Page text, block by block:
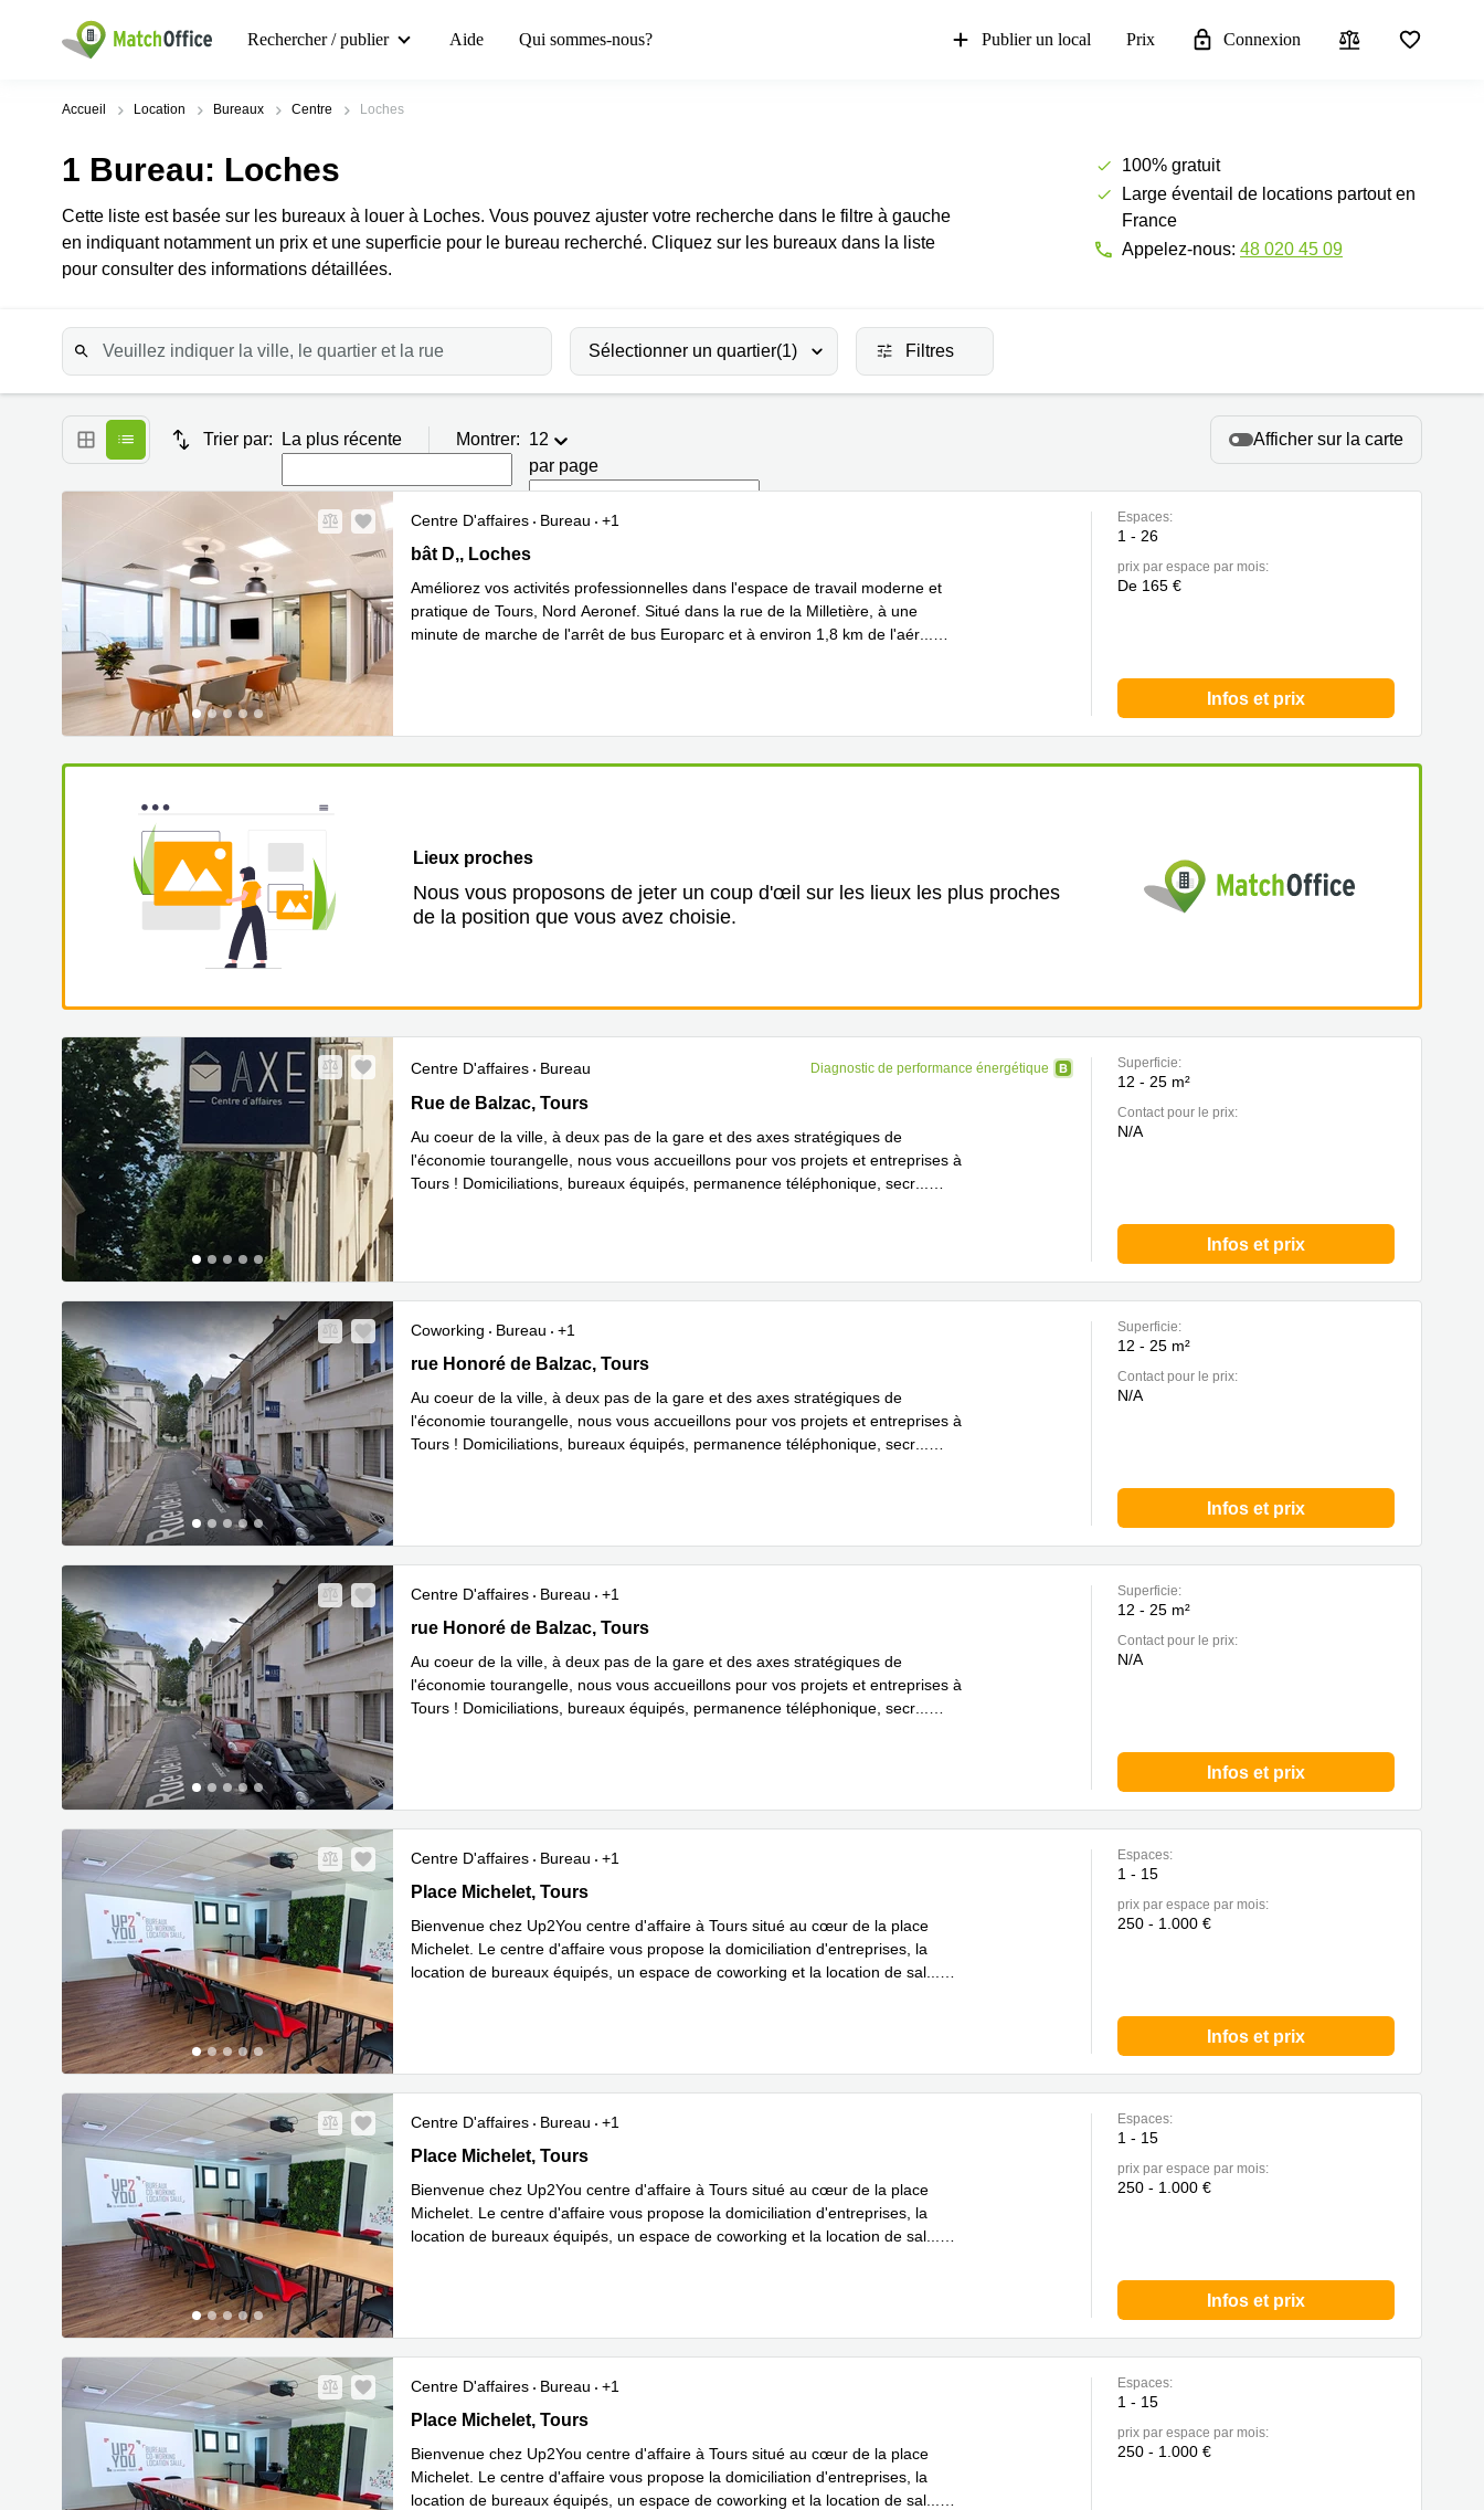
Rechercher / publier Aide Qui sommes-nous? Publier un local Prix Connexion
Accueil Location Bureaux Centre Loches
1 Bureau: Loches
Cette liste est basée sur les bureaux à louer à Loches. Vous pouvez ajuster votre recherche dans le filtre à gauche
en indiquant notamment un prix et une superficie pour le bureau recherché. Cliquez sur les bureaux dans la liste
pour consulter des informations détaillées.
100% gratuit
Large éventail de locations partout en
France
Appelez-nous: 48 020 45 09
Sélectionner un quartier(1) Filtres
Trier par: La plus récente Montrer: 12
par page
Afficher sur la carte
Centre D'affaires Bureau
+1
31 bât D, 45 bât G rue de la Milletière, Loches
bât D,, Loches
Améliorez vos activités professionnelles dans l'espace de travail moderne et
pratique de Tours, Nord Aeronef. Situé dans la rue de la Milletière, à une
minute de marche de l'arrêt de bus Europarc et à environ 1,8 km de l'aér
Espaces:
1 - 26
prix par espace par mois:
De 165 €
Infos et prix
Lieux proches
Nous vous proposons de jeter un coup d'œil sur les lieux les plus proches
de la position que vous avez choisie.
Centre D'affaires Bureau Diagnostic de performance énergétique
Rue de Balzac 8, Tours
Rue de Balzac, Tours
Au coeur de la ville, à deux pas de la gare et des axes stratégiques de
l'économie tourangelle, nous vous accueillons pour vos projets et entreprises à
Tours ! Domiciliations, bureaux équipés, permanence téléphonique, secr
Superficie:
12 - 25 m²
Contact pour le prix:
N/A
Infos et prix
Coworking Bureau
+1
8, rue Honoré de Balzac, Tours
rue Honoré de Balzac, Tours
Au coeur de la ville, à deux pas de la gare et des axes stratégiques de
l'économie tourangelle, nous vous accueillons pour vos projets et entreprises à
Tours ! Domiciliations, bureaux équipés, permanence téléphonique, secr
Superficie:
12 - 25 m²
Contact pour le prix:
N/A
Infos et prix
Centre D'affaires Bureau
+1
8, rue Honoré de Balzac, Tours
rue Honoré de Balzac, Tours
Au coeur de la ville, à deux pas de la gare et des axes stratégiques de
l'économie tourangelle, nous vous accueillons pour vos projets et entreprises à
Tours ! Domiciliations, bureaux équipés, permanence téléphonique, secr
Superficie:
12 - 25 m²
Contact pour le prix:
N/A
Infos et prix
Centre D'affaires Bureau
+1
Place Michelet 15, Tours
Place Michelet, Tours
Bienvenue chez Up2You centre d'affaire à Tours situé au cœur de la place
Michelet. Le centre d'affaire vous propose la domiciliation d'entreprises, la
location de bureaux équipés, un espace de coworking et la location de sal
Espaces:
1 - 15
prix par espace par mois:
250 - 1.000 €
Infos et prix
Centre D'affaires Bureau
+1
Place Michelet 15, Tours
Place Michelet, Tours
Bienvenue chez Up2You centre d'affaire à Tours situé au cœur de la place
Michelet. Le centre d'affaire vous propose la domiciliation d'entreprises, la
location de bureaux équipés, un espace de coworking et la location de sal
Espaces:
1 - 15
prix par espace par mois:
250 - 1.000 €
Infos et prix
Centre D'affaires Bureau
+1
Place Michelet 15, Tours
Place Michelet, Tours
Bienvenue chez Up2You centre d'affaire à Tours situé au cœur de la place
Michelet. Le centre d'affaire vous propose la domiciliation d'entreprises, la
location de bureaux équipés, un espace de coworking et la location de sal
Espaces:
1 - 15
prix par espace par mois:
250 - 1.000 €